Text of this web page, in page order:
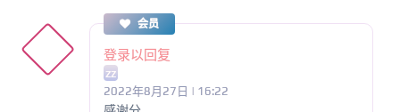
会员
登录以回复
zz
2022年8月27日 | 16:22